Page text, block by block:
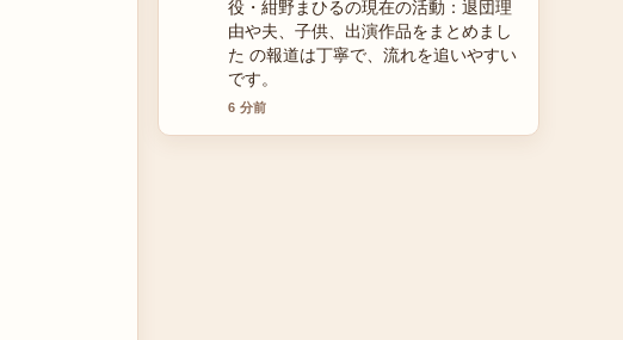
婚、プロフィールや犯人役の深川通り
魔事件、なぜ最近見ない？を徹底解説
周辺の検証がしっかりしていて安心感
があります。
8 分前